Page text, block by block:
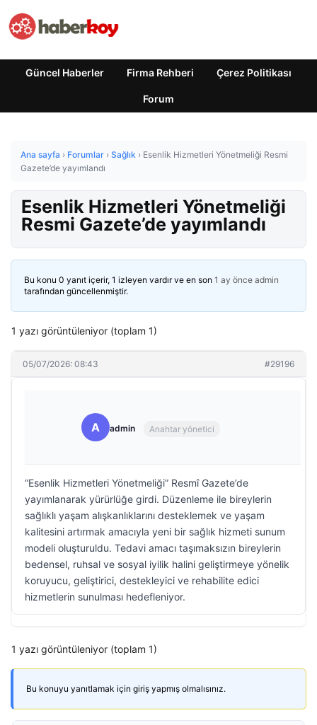
Güncel Haberler Firma Rehberi Çerez Politikası
Forum
Ana sayfa › Forumlar › Sağlık › Esenlik Hizmetleri Yönetmeliği Resmi
Gazete’de yayımlandı
Esenlik Hizmetleri Yönetmeliği
Resmi Gazete’de yayımlandı
Bu konu 0 yanıt içerir, 1 izleyen vardır ve en son 1 ay önce admin
tarafından güncellenmiştir.
1 yazı görüntüleniyor (toplam 1)
05/07/2026: 08:43 #29196
A admin Anahtar yönetici
“Esenlik Hizmetleri Yönetmeliği” Resmî Gazete’de
yayımlanarak yürürlüğe girdi. Düzenleme ile bireylerin
sağlıklı yaşam alışkanlıklarını desteklemek ve yaşam
kalitesini artırmak amacıyla yeni bir sağlık hizmeti sunum
modeli oluşturuldu. Tedavi amacı taşımaksızın bireylerin
bedensel, ruhsal ve sosyal iyilik halini geliştirmeye yönelik
koruyucu, geliştirici, destekleyici ve rehabilite edici
hizmetlerin sunulması hedefleniyor.
1 yazı görüntüleniyor (toplam 1)
Bu konuyu yanıtlamak için giriş yapmış olmalısınız.